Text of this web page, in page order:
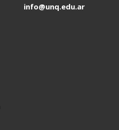
info@unq.edu.ar